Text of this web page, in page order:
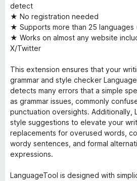
detect
★ No registration needed
★ Supports more than 25 languages
★ Works on almost any website
X/Twitter
This extension ensures that your
grammar and style checker
detects many errors that a simple
as grammar issues, commonly
punctuation oversights. Additionally,
style suggestions to elevate your
replacements for overused words,
wordy sentences, and formal
expressions.
LanguageTool is designed with